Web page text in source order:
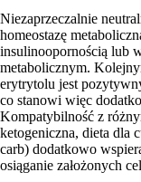
Niezaprzeczalnie
homeostazę
insulinoopornością lub
metabolicznym.
erytrytolu jest
co stanowi więc
Kompatybilność z
ketogeniczna, dieta dla
carb) dodatkowo
osiąganie założonych